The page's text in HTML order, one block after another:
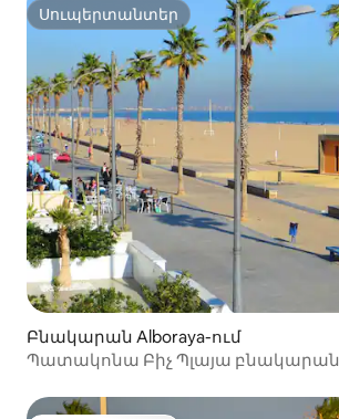
Սուպերտանտեր
Սուպերտանտեր
Բնակարան Alboraya-ում
Պատակոնա Բիչ Պլայա բնակարան